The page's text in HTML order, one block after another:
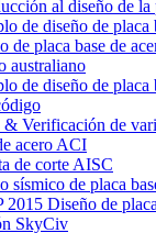
al diseño de
de diseño de placa
de placa base de
australiano
de diseño de placa
Verificación de
acero ACI
de corte AISC
sísmico de placa
2015 Diseño de
SkyCiv